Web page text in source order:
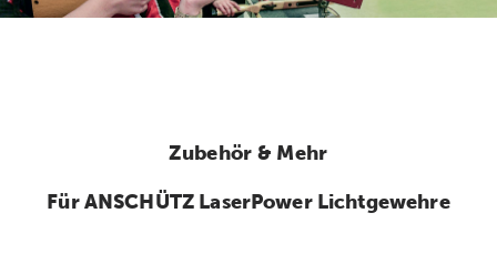
Zubehör & Mehr
Für ANSCHÜTZ LaserPower Lichtgewehre